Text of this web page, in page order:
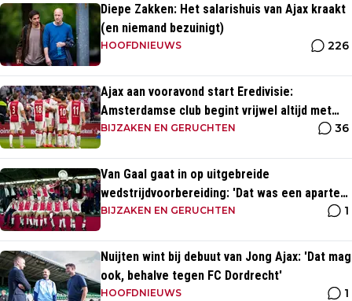
Diepe Zakken: Het salarishuis van Ajax kraakt
(en niemand bezuinigt)
HOOFDNIEUWS 226
Ajax aan vooravond start Eredivisie:
Amsterdamse club begint vrijwel altijd met
zege
BIJZAKEN EN GERUCHTEN 36
Van Gaal gaat in op uitgebreide
wedstrijdvoorbereiding: 'Dat was een aparte
discipline, een ritme'
BIJZAKEN EN GERUCHTEN 1
Nuijten wint bij debuut van Jong Ajax: 'Dat mag
ook, behalve tegen FC Dordrecht'
HOOFDNIEUWS 1